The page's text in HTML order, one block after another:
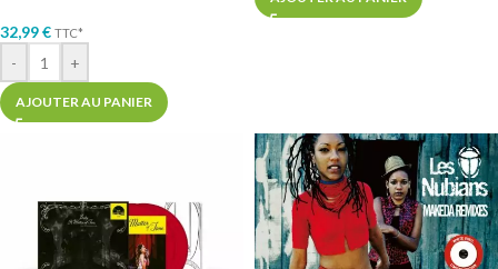
32,99€ TTC*
- +
AJOUTER AU PANIER